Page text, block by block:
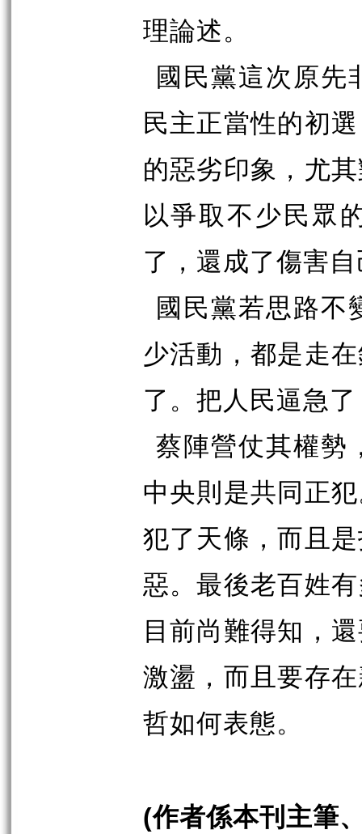
理論述。
國民黨這次原先
民主正當性的初
的惡劣印象，尤
以爭取不少民眾
了，還成了傷害
國民黨若思路不
少活動，都是走
了。把人民逼急
蔡陣營仗其權勢
中央則是共同正
犯了天條，而且
惡。最後老百姓
目前尚難得知，
激盪，而且要存
哲如何表態。
(作者係本刊主筆